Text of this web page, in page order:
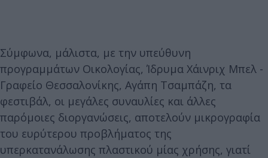
Σύμφωνα, μάλιστα, με την υπεύθυνη
προγραμμάτων Οικολογίας, Ίδρυμα Χάινριχ Μπελ -
Γραφείο Θεσσαλονίκης, Αγάπη Τσαμπάζη, τα
φεστιβάλ, οι μεγάλες συναυλίες και άλλες
παρόμοιες διοργανώσεις, αποτελούν μικρογραφία
του ευρύτερου προβλήματος της
υπερκατανάλωσης πλαστικού μίας χρήσης, γιατί